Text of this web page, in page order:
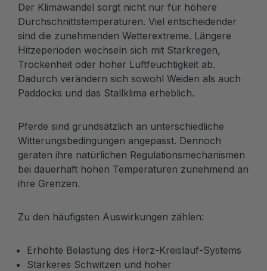
Der Klimawandel sorgt nicht nur für höhere
Durchschnittstemperaturen. Viel entscheidender
sind die zunehmenden Wetterextreme. Längere
Hitzeperioden wechseln sich mit Starkregen,
Trockenheit oder hoher Luftfeuchtigkeit ab.
Dadurch verändern sich sowohl Weiden als auch
Paddocks und das Stallklima erheblich.
Pferde sind grundsätzlich an unterschiedliche
Witterungsbedingungen angepasst. Dennoch
geraten ihre natürlichen Regulationsmechanismen
bei dauerhaft hohen Temperaturen zunehmend an
ihre Grenzen.
Zu den häufigsten Auswirkungen zählen:
Erhöhte Belastung des Herz-Kreislauf-Systems
Stärkeres Schwitzen und hoher